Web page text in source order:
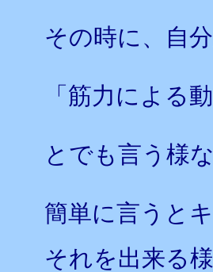
その時に、自
「筋力による
とでも言う様
簡単に言うと
それを出来る